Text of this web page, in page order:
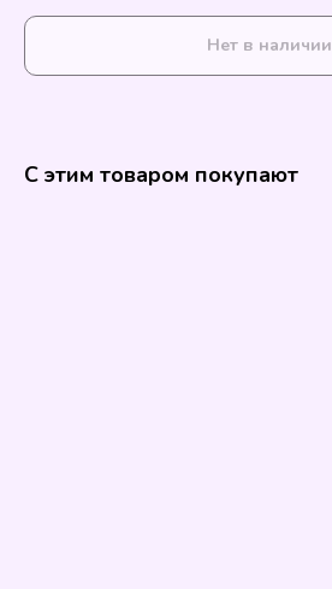
Нет в наличии
С этим товаром покупают